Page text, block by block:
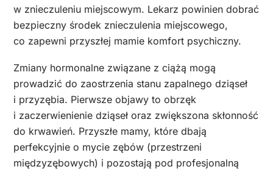
w znieczuleniu miejscowym. Lekarz powinien dobrać
bezpieczny środek znieczulenia miejscowego,
co zapewni przyszłej mamie komfort psychiczny.
Zmiany hormonalne związane z ciążą mogą
prowadzić do zaostrzenia stanu zapalnego dziąseł
i przyzębia. Pierwsze objawy to obrzęk
i zaczerwienienie dziąseł oraz zwiększona skłonność
do krwawień. Przyszłe mamy, które dbają
perfekcyjnie o mycie zębów (przestrzeni
międzyzębowych) i pozostają pod profesjonalną